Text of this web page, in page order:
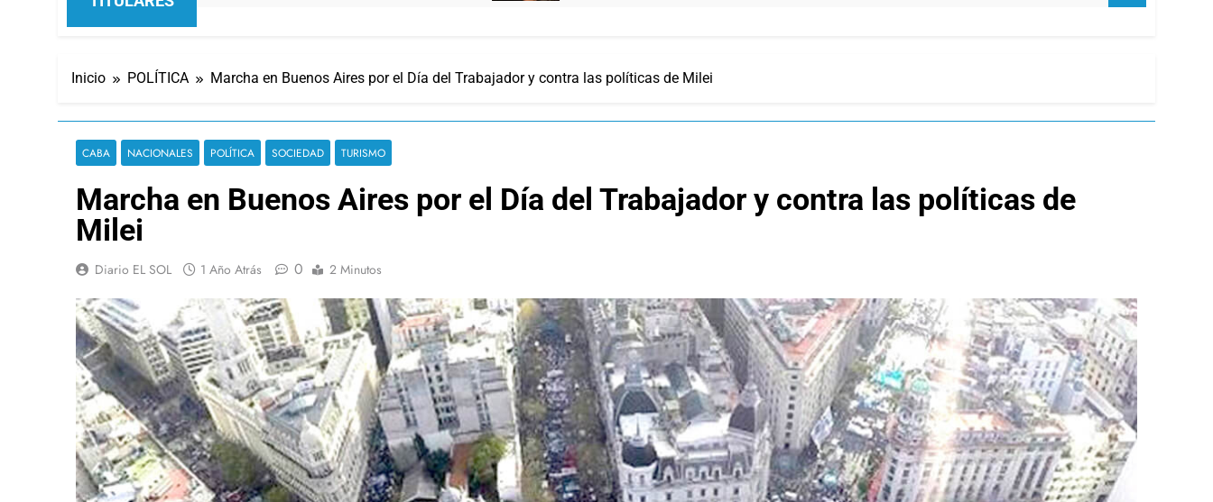
Inicio POLÍTICA Marcha en Buenos Aires por el Día del Trabajador y contra las políticas de Milei
CABA NACIONALES POLÍTICA SOCIEDAD TURISMO
Marcha en Buenos Aires por el Día del Trabajador y contra las políticas de
Milei
Diario EL SOL 1 Año Atrás 0 2 Minutos